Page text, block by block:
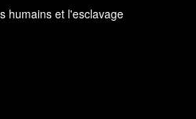
humains et l'esclavage